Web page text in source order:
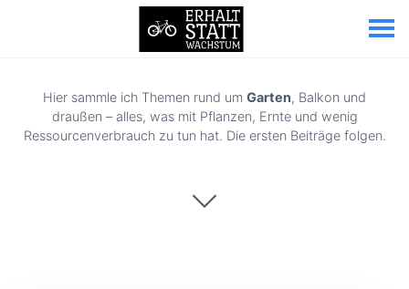
Hier sammle ich Themen rund um Garten, Balkon und
draußen – alles, was mit Pflanzen, Ernte und wenig
Ressourcenverbrauch zu tun hat. Die ersten Beiträge folgen.